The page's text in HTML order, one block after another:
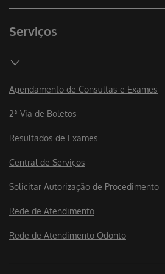
Serviços
Agendamento de Consultas e Exames
2ª Via de Boletos
Resultados de Exames
Central de Serviços
Solicitar Autorização de Procedimento
Rede de Atendimento
Rede de Atendimento Odonto